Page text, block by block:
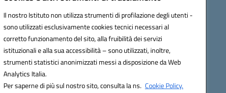
Il nostro Istituto non utilizza strumenti di profilazione degli utenti -
sono utilizzati esclusivamente cookies tecnici necessari al
corretto funzionamento del sito, alla fruibilità dei servizi
istituzionali e alla sua accessibilità – sono utilizzati, inoltre,
strumenti statistici anonimizzati messi a disposizione da Web
Analytics Italia.
Per saperne di più sul nostro sito, consulta la ns. Cookie Policy.